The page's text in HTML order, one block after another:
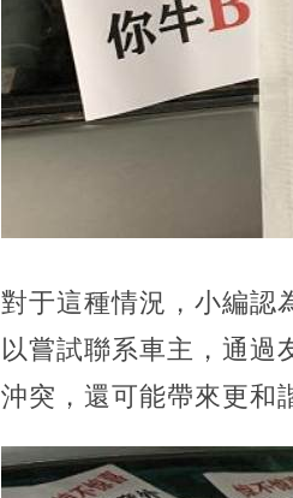
對于這種情況，小編認
以嘗試聯系車主，通過
沖突，還可能帶來更和